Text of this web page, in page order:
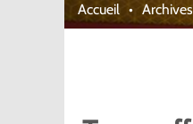
Accueil Archives